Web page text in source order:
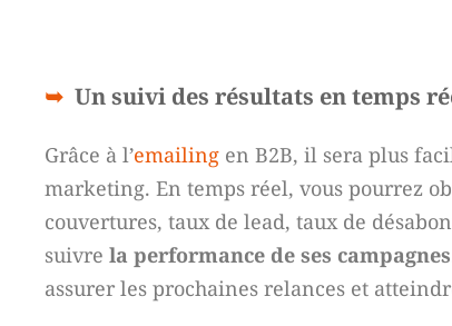
Un suivi des résultats en temps
Grâce à l’emailing en B2B, il sera plus
marketing. En temps réel, vous pourrez
couvertures, taux de lead, taux de
suivre la performance de ses campagnes
assurer les prochaines relances et